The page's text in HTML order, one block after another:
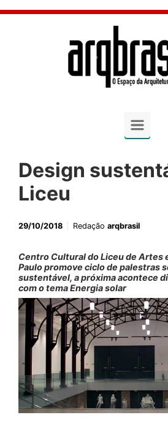
Skip to main content
Design
Liceu
29/10/2018 Redação arqbrasil
Centro Cultural do Liceu de Artes
Paulo promove ciclo de palestras
sustentável, a próxima acontece
com o tema Energia solar